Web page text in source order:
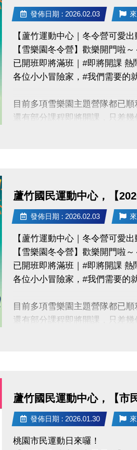
【正常營業】
2/22(日)初六 起恢復正常營業時
連絡資訊
-洽詢專線：03-2639066 #115
-官網 : https://
-IG : @luzhusports
發佈日期 : 2026.02.03
【蘆竹運動中心｜冬令營可愛出
【雪樂園冬令營】歡樂開門啦～
已開班即將滿班｜#即將開課 熱
各位小小冒險家，#我們需要的
目前多項雪樂園主題營隊都已順
還有部分課程即將開課，只差幾
【報名資訊】開課前皆可報名
連絡資訊
-洽詢專線：03-2639066 #115
-官網 : https://
-FB : 桃園市蘆竹國民運動中心
-IG : @luzhusports
蘆竹國民運動中心，【
發佈日期 : 2026.02.03
【蘆竹運動中心｜冬令營可愛出
【雪樂園冬令營】歡樂開門啦～
已開班即將滿班｜#即將開課 熱
各位小小冒險家，#我們需要的
目前多項雪樂園主題營隊都已順
還有部分課程即將開課，只差幾
【報名資訊】開課前皆可報名，
連絡資訊
-洽詢專線：03-2639066 #115、
蘆竹國民運動中心，【市
發佈日期 : 2026.01.30
桃園市民運動日來囉！